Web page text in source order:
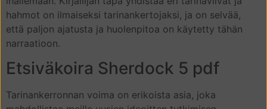
hahmot on ilmaiseksi tarinankertojaksi, ja on selvää,
että paljon ajatusta ja huolenpitoa on käytetty tähän
narraatioon.
Etsiväkoira Sherdock 5 pdf
Tarinankerronnan voima on erikoista asia, joka